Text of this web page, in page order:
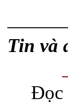
Tin và
Đọc